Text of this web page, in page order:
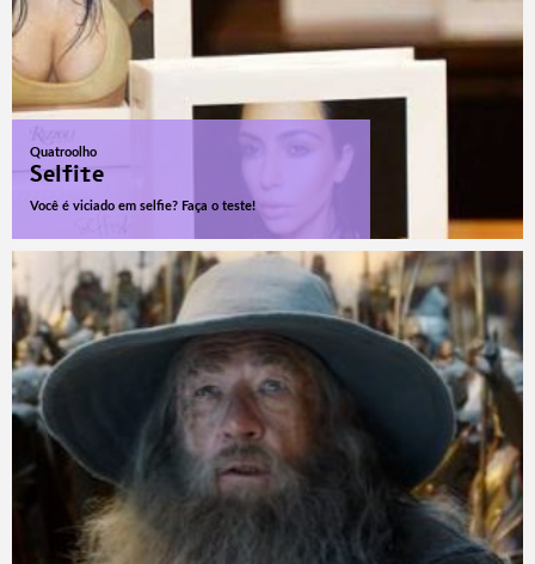
Quatroolho
Selfite
Você é viciado em selfie? Faça o teste!